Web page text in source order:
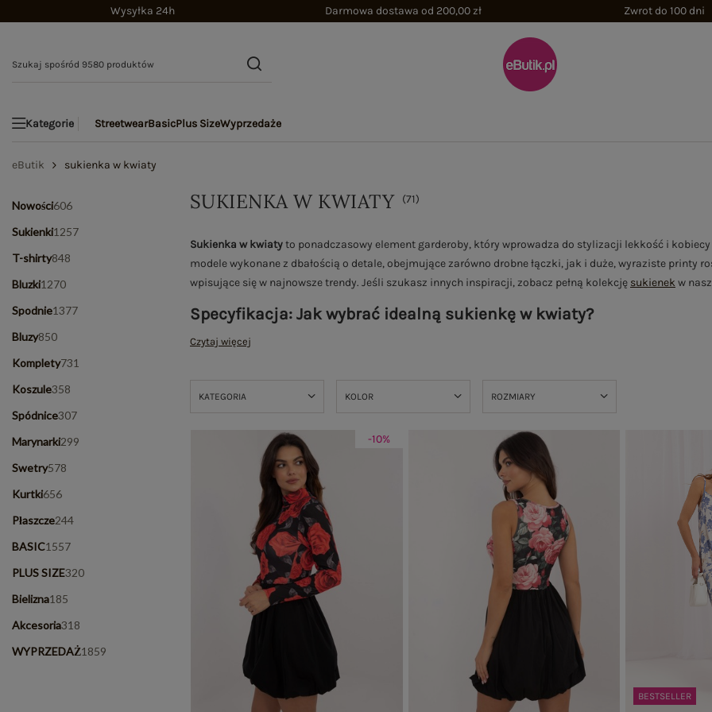
Wysyłka 24h Darmowa dostawa od 200,00 zł Zwrot do 100 dni
Kategorie StreetwearBasicPlus SizeWyprzedaże
eButik sukienka w kwiaty
Nowości606
Sukienki1257
T-shirty848
Bluzki1270
Spodnie1377
Bluzy850
Komplety731
Koszule358
Spódnice307
Marynarki299
Swetry578
Kurtki656
Płaszcze244
BASIC1557
PLUS SIZE320
Bielizna185
Akcesoria318
WYPRZEDAŻ1859
SUKIENKA W KWIATY (71)
Sukienka w kwiatyto ponadczasowy element garderoby, który wprowadza do stylizacji lekkość i
modele wykonane z dbałością o detale, obejmujące zarówno drobne łączki, jak i duże, wyraziste printy
wpisujące się w najnowsze trendy. Jeśli szukasz innych inspiracji, zobacz pełną kolekcję sukienek w
Specyfikacja: Jak wybrać idealną sukienkę w kwiaty?
Czytaj więcej
KATEGORIA KOLOR ROZMIARY
-10%
BESTSELLER